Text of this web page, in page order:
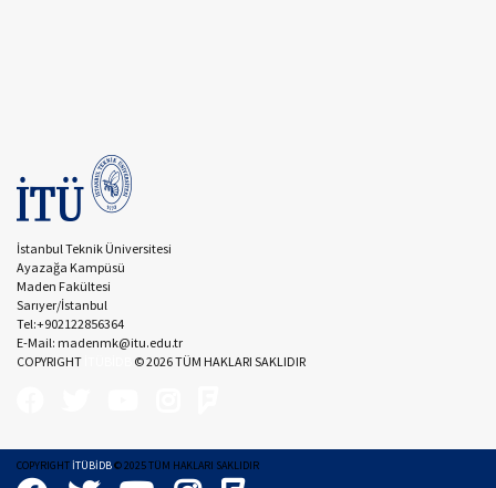
İstanbul Teknik Üniversitesi
Ayazağa Kampüsü
Maden Fakültesi
Sarıyer/İstanbul
Tel:+902122856364
E-Mail: madenmk@itu.edu.tr
COPYRIGHT
©2026TÜM HAKLARI SAKLIDIR
COPYRIGHTİTÜBİDB© 2025 TÜM HAKLARI SAKLIDIR